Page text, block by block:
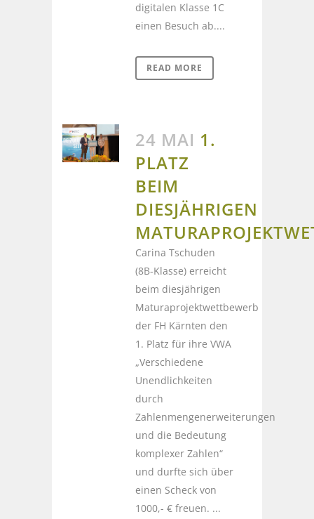
digitalen Klasse 1C
einen Besuch ab....
READ MORE
24 MAI 1.
PLATZ
BEIM
DIESJÄHRIGEN
Carina Tschuden
(8B-Klasse) erreicht
beim diesjährigen
Maturaprojektwettbewerb
der FH Kärnten den
1. Platz für ihre VWA
„Verschiedene
Unendlichkeiten
durch
Zahlenmengenerweiterungen
und die Bedeutung
komplexer Zahlen“
und durfte sich über
einen Scheck von
1000,- € freuen. ...